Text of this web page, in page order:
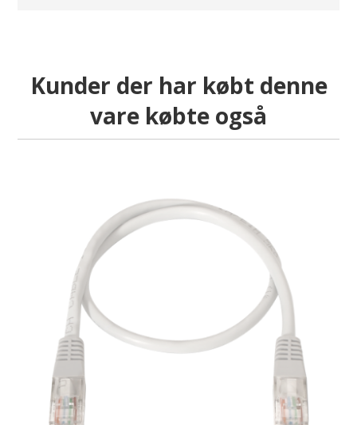
Kunder der har købt denne
vare købte også